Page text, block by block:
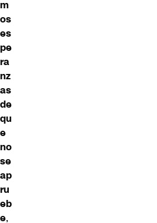
m
os
es
pe
ra
nz
as
de
qu
e
no
se
ap
ru
eb
e,